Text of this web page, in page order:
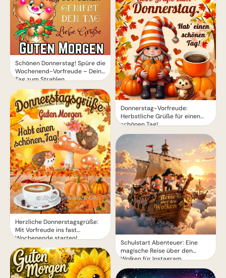
Schönen Donnerstag! Spüre die
Wochenend-Vorfreude – Dein
Tag zum Strahlen.
Herzliche Donnerstagsgrüße:
Mit Vorfreude ins fast
Wochenende starten!
Donnerstag-Vorfreude:
Herbstliche Grüße für einen
schönen Tag!
Schulstart Abenteuer: Eine
magische Reise über den
Wolken für Instagram